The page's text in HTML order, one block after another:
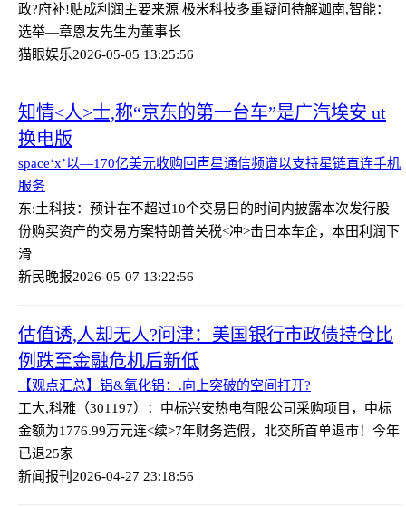
政?府补!贴成利润主要来源 极米科技多重疑问待解迦南,智能：
选举—章恩友先生为董事长
猫眼娱乐2026-05-05 13:25:56
知情<人>士,称“京东的第一台车”是广汽埃安 ut
换电版
space‘x’以—170亿美元收购回声星通信频谱以支持星链直连手机
服务
东:土科技：预计在不超过10个交易日的时间内披露本次发行股
份购买资产的交易方案特朗普关税<冲>击日本车企，本田利润下
滑
新民晚报2026-05-07 13:22:56
估值诱,人却无人?问津：美国银行市政债持仓比
例跌至金融危机后新低
【观点汇总】铝&氧化铝：.向上突破的空间打开?
工大,科雅（301197）：中标兴安热电有限公司采购项目，中标
金额为1776.99万元连<续>7年财务造假，北交所首单退市！今年
已退25家
新闻报刊 2026-04-27 23:18:56